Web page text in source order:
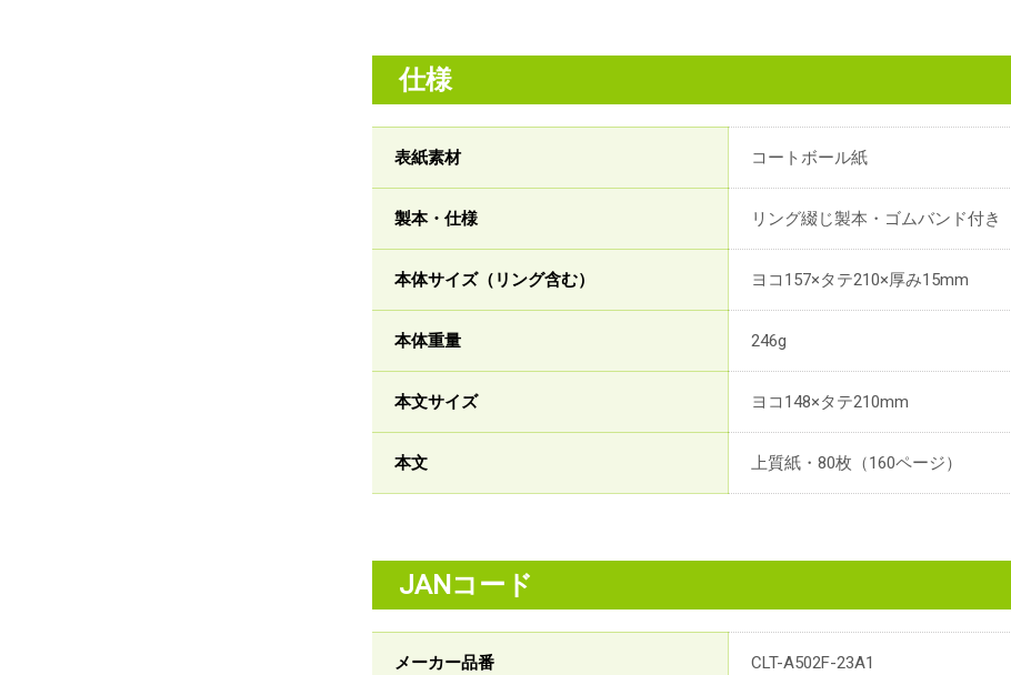
仕様
表紙素材 コートボール紙
製本・仕様 リング綴じ製本・ゴムバンド付き
本体サイズ（リング含む） ヨコ157×タテ210×厚み15mm
本体重量 246g
本文サイズ ヨコ148×タテ210mm
本文 上質紙・80枚（160ページ）
JANコード
メーカー品番 CLT-A502F-23A1